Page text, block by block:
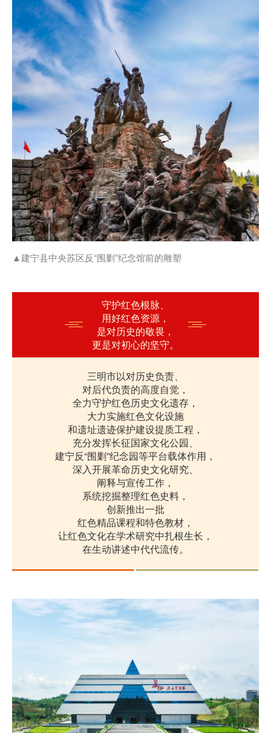
▲建宁县中央苏区反“围剿”纪念馆前的雕塑
守护红色根脉、
用好红色资源，
是对历史的敬畏，
更是对初心的坚守。
三明市以对历史负责、
对后代负责的高度自觉，
全力守护红色历史文化遗存，
大力实施红色文化设施
和遗址遗迹保护建设提质工程，
充分发挥长征国家文化公园、
建宁反“围剿”纪念园等平台载体作用，
深入开展革命历史文化研究、
阐释与宣传工作，
系统挖掘整理红色史料，
创新推出一批
红色精品课程和特色教材，
让红色文化在学术研究中扎根生长，
在生动讲述中代代流传。